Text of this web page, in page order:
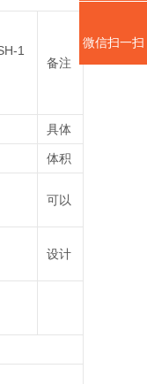
1
备注
具体
体积
可以
设计
微信扫一扫